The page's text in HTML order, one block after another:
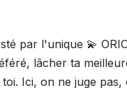
par l'unique 💫
lâcher ta
Ici, on ne juge